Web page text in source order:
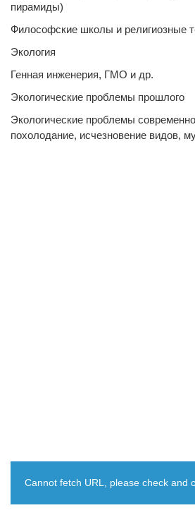
пирамиды)
Философские школы и религиозные
Экология
Генная инженерия, ГМО и др.
Экологические проблемы прошлого
Экологические проблемы
похолодание, исчезновение видов,
Cannot fetch URL, please check and